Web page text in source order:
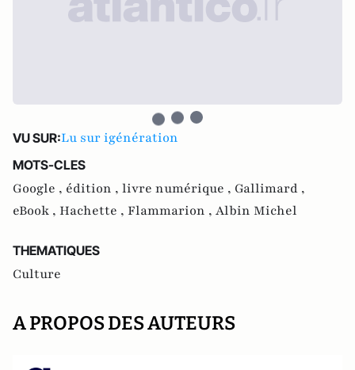
VU SUR:Lu sur igénération
MOTS-CLES
Google , édition , livre numérique , Gallimard ,
eBook , Hachette , Flammarion , Albin Michel
THEMATIQUES
Culture
A PROPOS DES AUTEURS